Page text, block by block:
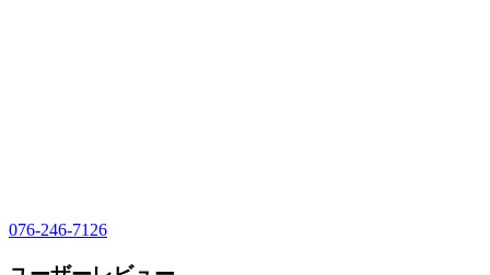
076-246-7126